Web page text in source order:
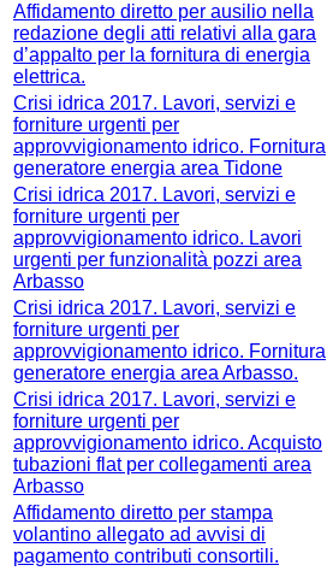
Affidamento diretto per ausilio nella
redazione degli atti relativi alla gara
d’appalto per la fornitura di energia
elettrica.
Crisi idrica 2017. Lavori, servizi e
forniture urgenti per
approvvigionamento idrico. Fornitura
generatore energia area Tidone
Crisi idrica 2017. Lavori, servizi e
forniture urgenti per
approvvigionamento idrico. Lavori
urgenti per funzionalità pozzi area
Arbasso
Crisi idrica 2017. Lavori, servizi e
forniture urgenti per
approvvigionamento idrico. Fornitura
generatore energia area Arbasso.
Crisi idrica 2017. Lavori, servizi e
forniture urgenti per
approvvigionamento idrico. Acquisto
tubazioni flat per collegamenti area
Arbasso
Affidamento diretto per stampa
volantino allegato ad avvisi di
pagamento contributi consortili.